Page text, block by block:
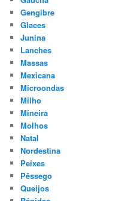
Gengibre
Glaces
Junina
Lanches
Massas
Mexicana
Microondas
Milho
Mineira
Molhos
Natal
Nordestina
Peixes
Pêssego
Queijos